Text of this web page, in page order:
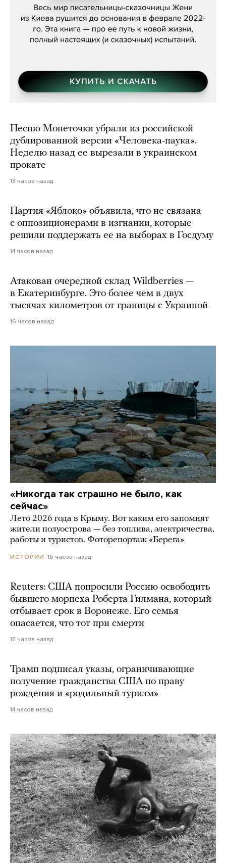
Песню Монеточки убрали из российской
дублированной версии «Человека-паука».
Неделю назад ее вырезали в украинском
прокате
13 часов назад
Партия «Яблоко» объявила, что не связана
с оппозиционерами в изгнании, которые
решили поддержать ее на выборах в Госдуму
14 часов назад
Атакован очередной склад Wildberries —
в Екатеринбурге. Это более чем в двух
тысячах километров от границы с Украиной
16 часов назад
«Никогда так страшно не было, как
сейчас»
Лето 2026 года в Крыму. Вот каким его запомнят
жители полуострова — без топлива, электричества,
работы и туристов. Фоторепортаж «Берега»
ИСТОРИИ 16 часов назад
Reuters: США попросили Россию освободить
бывшего морпеха Роберта Гилмана, который
отбывает срок в Воронеже. Его семья
опасается, что тот при смерти
15 часов назад
Трамп подписал указы, ограничивающие
получение гражданства США по праву
рождения и «родильный туризм»
14 часов назад